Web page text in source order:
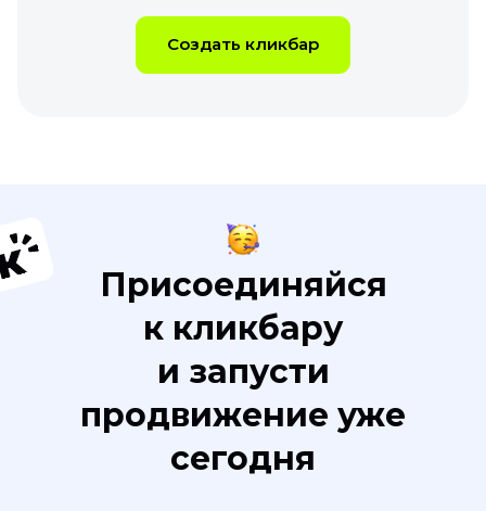
Создать кликбар
Присоединяйся
к кликбару
и запусти
продвижение уже
сегодня